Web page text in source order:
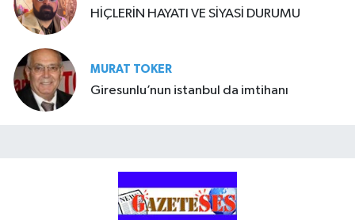
HİÇLERİN HAYATI VE SİYASİ DURUMU
MURAT TOKER
Giresunlu’nun istanbul da imtihanı